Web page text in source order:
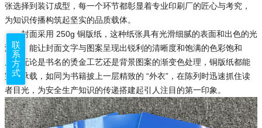
张选择到装订成型，每一个环节都彰显着专业印刷厂的匠心与考究，
为知识传播构筑起坚实的品质载体。
封面采用 250g 铜版纸，这种纸张具有光滑细腻的表面和出色的光
泽度，能让封面文字与图案呈现出锐利的清晰度和饱满的色彩饱和
度。无论是书名的烫金工艺还是背景图案的渐变色处理，铜版纸都能
完美承载，如同为书籍披上一层精致的 “外衣”，在陈列时迅速抓住读
者目光，为安全生产知识的传递搭建起引人注目的第一印象。
联
系
方
式